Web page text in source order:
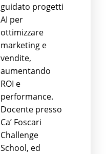
guidato progetti
AI per
ottimizzare
marketing e
vendite,
aumentando
ROI e
performance.
Docente presso
Ca’ Foscari
Challenge
School, ed